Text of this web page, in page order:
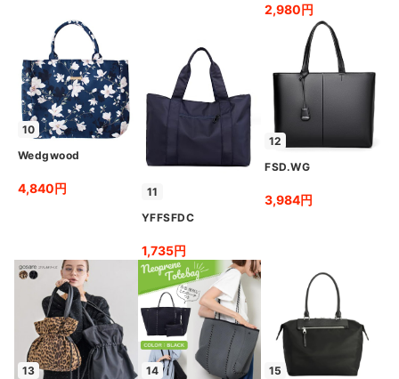
2,980円
10
Wedgwood
4,840円
11
YFFSFDC
1,735円
12
FSD.WG
3,984円
13
14
15